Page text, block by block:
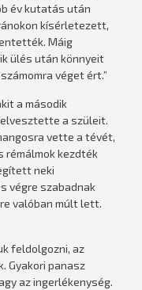
év kutatás után
kísérletezett,
Máig
ülés után könnyeit
véget ért.”
a második
a szüleit.
vette a tévét,
rémálmok kezdték
neki
végre szabadnak
valóban múlt lett.
feldolgozni, az
Gyakori panasz
az ingerlékenység.